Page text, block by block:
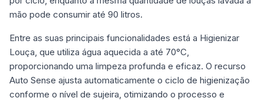
mão pode consumir até 90 litros.
Entre as suas principais funcionalidades está a Higienizar
Louça, que utiliza água aquecida a até 70°C,
proporcionando uma limpeza profunda e eficaz. O recurso
Auto Sense ajusta automaticamente o ciclo de higienização
conforme o nível de sujeira, otimizando o processo e